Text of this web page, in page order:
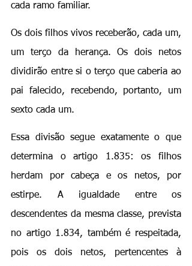
cada ramo familiar.
Os dois filhos vivos receberão, cada um,
um terço da herança. Os dois netos
dividirão entre si o terço que caberia ao
pai falecido, recebendo, portanto, um
sexto cada um.
Essa divisão segue exatamente o que
determina o artigo 1.835: os filhos
herdam por cabeça e os netos, por
estirpe. A igualdade entre os
descendentes da mesma classe, prevista
no artigo 1.834, também é respeitada,
pois os dois netos, pertencentes à